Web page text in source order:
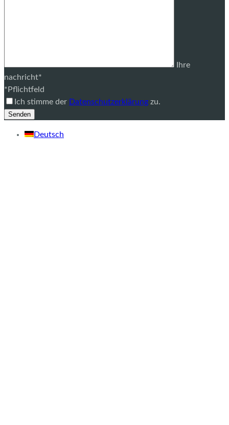
Ihre
nachricht*
*Pflichtfeld
Ich stimme der Datenschutzerklärung zu.
Deutsch